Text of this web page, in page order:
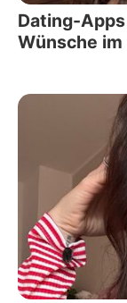
Dating-
Wünsche